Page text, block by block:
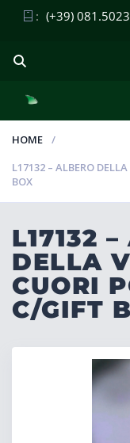
: (+39)
HOME
L17132 – ALBERO
BOX
L17132
DELLA
CUORI
C/GIFT